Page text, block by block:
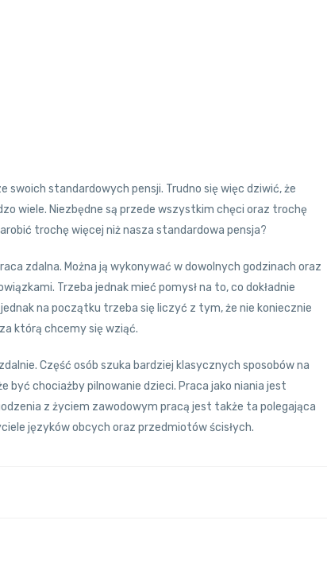
swoich standardowych pensji. Trudno się więc dziwić, że
wiele. Niezbędne są przede wszystkim chęci oraz trochę
trochę więcej niż nasza standardowa pensja?
zdalna. Można ją wykonywać w dowolnych godzinach oraz
Trzeba jednak mieć pomysł na to, co dokładnie
na początku trzeba się liczyć z tym, że nie koniecznie
którą chcemy się wziąć.
Część osób szuka bardziej klasycznych sposobów na
chociażby pilnowanie dzieci. Praca jako niania jest
z życiem zawodowym pracą jest także ta polegająca
języków obcych oraz przedmiotów ścisłych.